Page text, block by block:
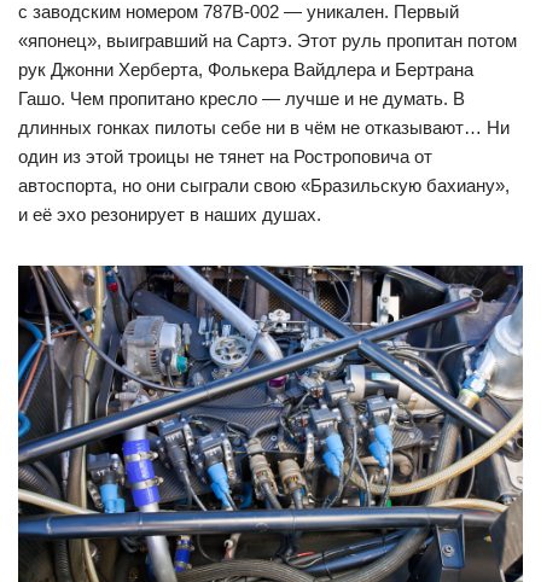
с заводским номером 787B-002 — уникален. Первый
«японец», выигравший на Сартэ. Этот руль пропитан потом
рук Джонни Херберта, Фолькера Вайдлера и Бертрана
Гашо. Чем пропитано кресло — лучше и не думать. В
длинных гонках пилоты себе ни в чём не отказывают… Ни
один из этой троицы не тянет на Ростроповича от
автоспорта, но они сыграли свою «Бразильскую бахиану»,
и её эхо резонирует в наших душах.